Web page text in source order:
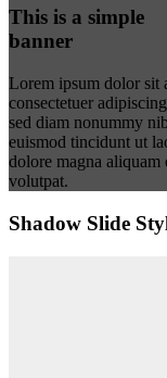
This is a simple
banner
Lorem ipsum dolor sit
consectetuer
sed diam nonummy
euismod tincidunt ut
dolore magna aliquam
volutpat.
Shadow Slide